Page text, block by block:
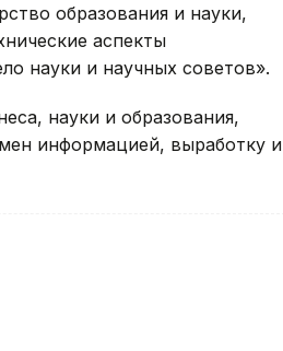
образования и науки,
аспекты
науки и научных советов».
науки и образования,
информацией, выработку и